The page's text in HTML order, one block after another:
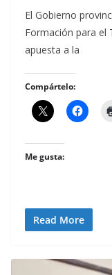
El Gobierno
Formación para el
apuesta a la
Compártelo:
Me gusta:
Read More